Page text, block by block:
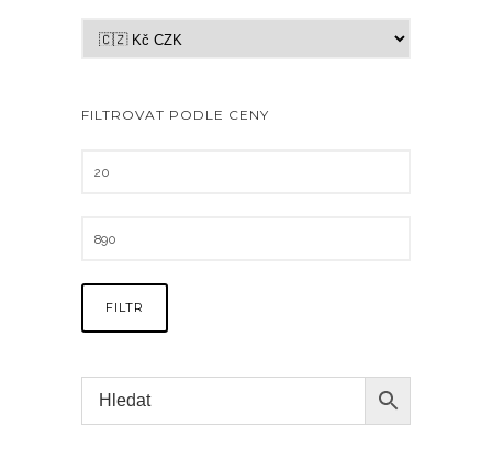
FILTROVAT PODLE CENY
FILTR